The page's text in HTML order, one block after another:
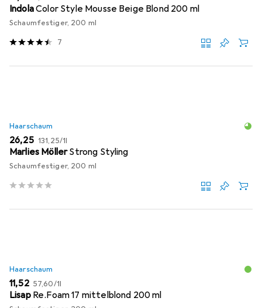
IndolaColor Style Mousse Beige Blond 200 ml
Schaumfestiger, 200 ml
7
Haarschaum
EUR
26,25 EUR
131,25/1l
Marlies MöllerStrong Styling
Schaumfestiger, 200 ml
Haarschaum
EUR
11,52 EUR
57,60/1l
Lisap Re.Foam 17 mittelblond 200 ml